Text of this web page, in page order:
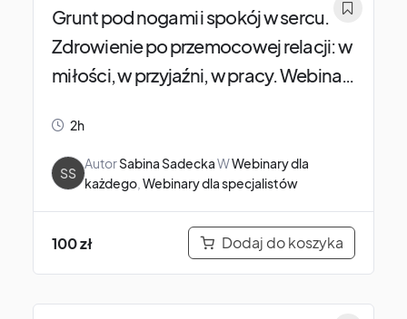
Grunt pod nogami i spokój w sercu.
Zdrowienie po przemocowej relacji: w
miłości, w przyjaźni, w pracy. Webinar
2h
SS
AutorSabina SadeckaWWebinary dla
każdego Webinary dla specjalistów
100zł Dodaj do koszyka